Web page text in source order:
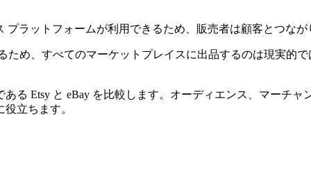
ラットフォームが利用できるため、販売者は顧客とつな
め、すべてのマーケットプレイスに出品するのは現実的
る Etsy と eBay を比較します。オーディエンス、マーチ
立ちます。